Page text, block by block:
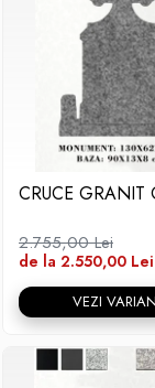
CRUCE GRANIT
2.755,00 Lei
de la 2.550,00 Lei
VEZI